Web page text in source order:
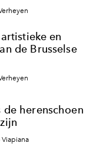
en
de Brusselse
herenschoen